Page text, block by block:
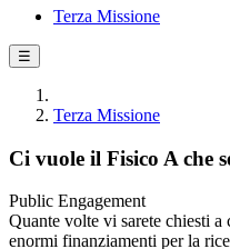
Terza Missione
☰
Terza Missione
Ci vuole il Fisico A che
Public Engagement
Quante volte vi sarete chiesti a
enormi finanziamenti per la